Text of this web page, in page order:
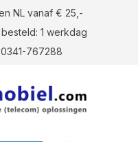
NL vanaf € 25,-
1 werkdag
767288